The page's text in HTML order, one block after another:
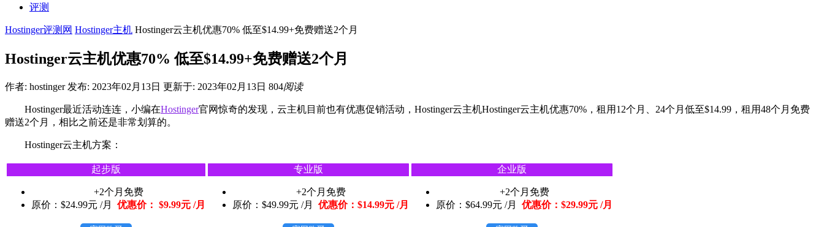
评测
Hostinger评测网 Hostinger主机 Hostinger云主机优惠70% 低至$14.99+免费赠送2个月
Hostinger云主机优惠70% 低至$14.99+免费赠送2个月
作者: hostinger 发布: 2023年02月13日 更新于: 2023年02月13日 804阅读
Hostinger最近活动连连，小编在Hostinger官网惊奇的发现，云主机目前也有优惠促销活动，Hostinger云主机Hostinger云主机优惠70%，租用12个月、24个月低至$14.99，租用48个月免费
赠送2个月，相比之前还是非常划算的。
Hostinger云主机方案：
起步版
+2个月免费
原价：$24.99元 /月 优惠价： $9.99元 /月
专业版
+2个月免费
原价：$49.99元 /月 优惠价：$14.99元 /月
企业版
+2个月免费
原价：$64.99元 /月 优惠价：$29.99元 /月